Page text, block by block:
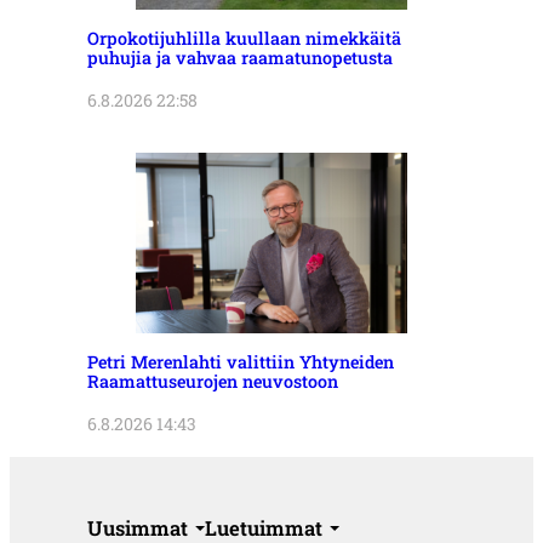
Orpokotijuhlilla kuullaan nimekkäitä
puhujia ja vahvaa raamatunopetusta
6.8.2026 22:58
Petri Merenlahti valittiin Yhtyneiden
Raamattuseurojen neuvostoon
6.8.2026 14:43
Uusimmat Luetuimmat